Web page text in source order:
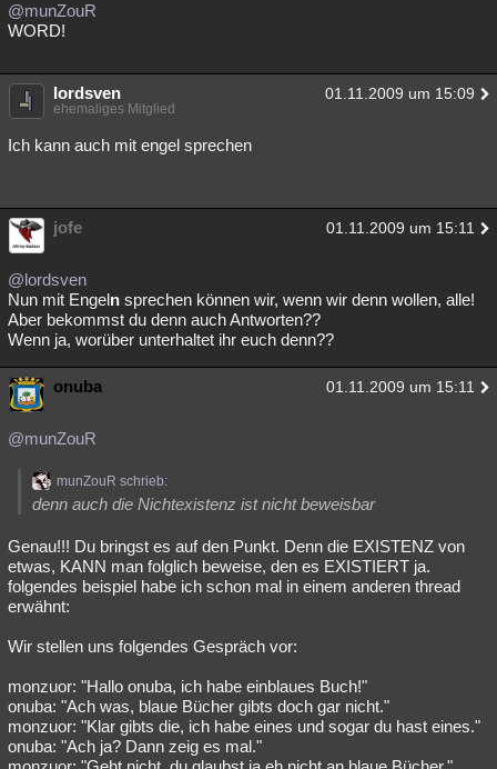
@munZouR
WORD!
lordsven 01.11.2009 um 15:09
ehemaliges Mitglied
Ich kann auch mit engel sprechen
jofe 01.11.2009 um 15:11
@lordsven
Nun mit Engeln sprechen können wir, wenn wir denn wollen, alle!
Aber bekommst du denn auch Antworten??
Wenn ja, worüber unterhaltet ihr euch denn??
onuba 01.11.2009 um 15:11
@munZouR
munZouR schrieb:
denn auch die Nichtexistenz ist nicht beweisbar
Genau!!! Du bringst es auf den Punkt. Denn die EXISTENZ von
etwas, KANN man folglich beweise, den es EXISTIERT ja.
folgendes beispiel habe ich schon mal in einem anderen thread
erwähnt:
Wir stellen uns folgendes Gespräch vor:
monzuor: "Hallo onuba, ich habe einblaues Buch!"
onuba: "Ach was, blaue Bücher gibts doch gar nicht."
monzuor: "Klar gibts die, ich habe eines und sogar du hast eines."
onuba: "Ach ja? Dann zeig es mal."